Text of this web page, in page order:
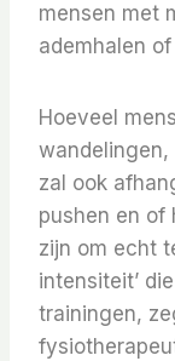
mensen met
ademhalen
Hoeveel
zal ook
pushen en of
zijn om echt
intensiteit’
trainingen,